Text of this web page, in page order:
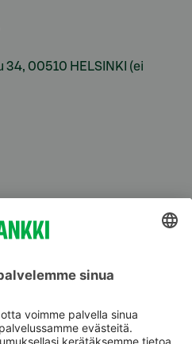
00510 HELSINKI (ei